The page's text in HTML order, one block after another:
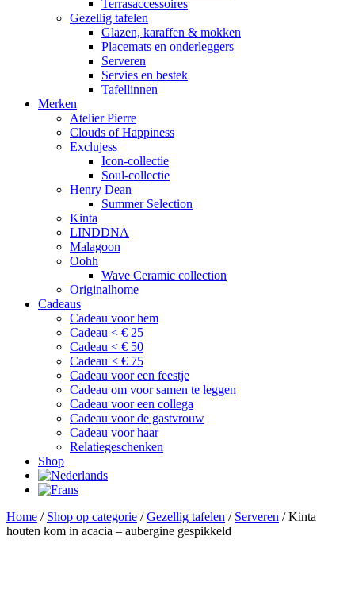
Terrasaccessoires
Gezellig tafelen
Glazen, karaffen & mokken
Placemats en onderleggers
Serveren
Servies en bestek
Tafellinnen
Merken
Atelier Pierre
Clouds of Happiness
Exclujess
Icon-collectie
Soul-collectie
Henry Dean
Summer Selection
Kinta
LINDDNA
Malagoon
Oohh
Wave Ceramic collection
Originalhome
Cadeaus
Cadeau voor hem
Cadeau < € 25
Cadeau < € 50
Cadeau < € 75
Cadeau voor een feestje
Cadeau om voor samen te leggen
Cadeau voor een collega
Cadeau voor de gastvrouw
Cadeau voor haar
Relatiegeschenken
Shop
Home / Shop op categorie /Gezellig tafelen / Serveren / Kinta
houten kom in acacia – aubergine gespikkeld